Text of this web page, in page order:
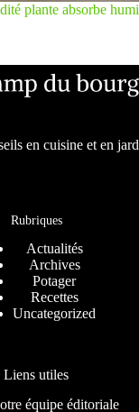
plante absorbe
en cuisine et en
Rubriques
Actualités
Archives
Potager
Recettes
Uncategorized
Liens utiles
équipe éditoriale